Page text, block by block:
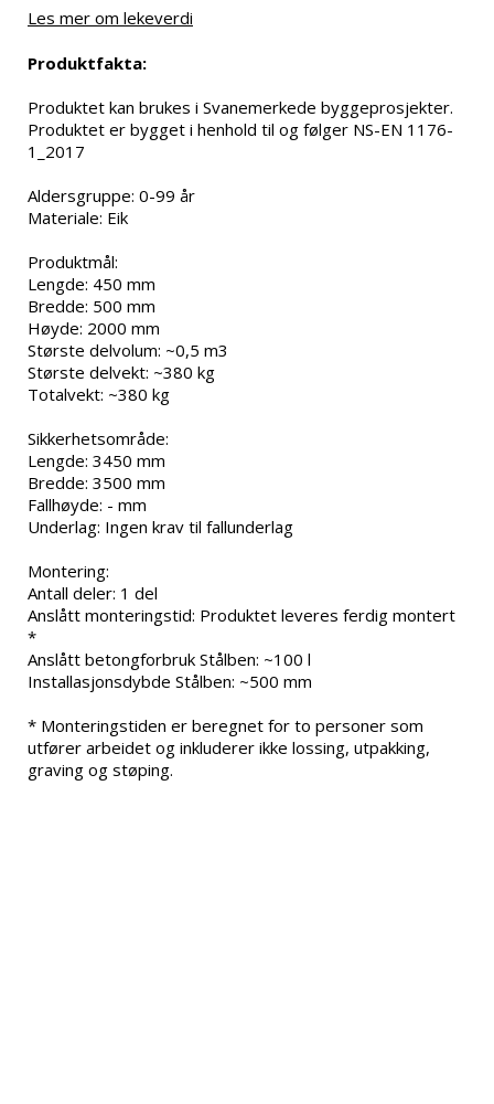
Les mer om lekeverdi
Produktfakta:
Produktet kan brukes i Svanemerkede byggeprosjekter.
Produktet er bygget i henhold til og følger NS-EN 1176-
1_2017
Aldersgruppe: 0-99 år
Materiale: Eik
Produktmål:
Lengde: 450 mm
Bredde: 500 mm
Høyde: 2000 mm
Største delvolum: ~0,5 m3
Største delvekt: ~380 kg
Totalvekt: ~380 kg
Sikkerhetsområde:
Lengde: 3450 mm
Bredde: 3500 mm
Fallhøyde: - mm
Underlag: Ingen krav til fallunderlag
Montering:
Antall deler: 1 del
Anslått monteringstid: Produktet leveres ferdig montert
*
Anslått betongforbruk Stålben: ~100 l
Installasjonsdybde Stålben: ~500 mm
* Monteringstiden er beregnet for to personer som
utfører arbeidet og inkluderer ikke lossing, utpakking,
graving og støping.